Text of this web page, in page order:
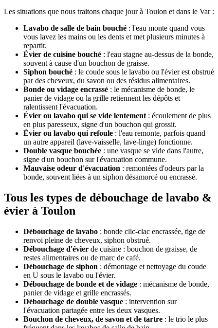
Les situations que nous traitons chaque jour à Toulon et dans le Var :
Lavabo de salle de bain bouché : l'eau monte quand vous
vous lavez les mains ou les dents et met plusieurs minutes à
repartir.
Évier de cuisine bouché : l'eau stagne au-dessus de la bonde,
souvent à cause d'un bouchon de graisse.
Siphon bouché : le coude sous le lavabo ou l'évier est obstrué
par des cheveux, du savon ou des résidus alimentaires.
Bonde ou vidage encrassé : le mécanisme de bonde, le
panier de vidage ou la grille retiennent les dépôts et
ralentissent l'évacuation.
Évier ou lavabo qui se vide lentement : écoulement de plus
en plus paresseux, signe d'un bouchon qui grossit.
Évier ou lavabo qui refoule : l'eau remonte, parfois quand
un autre appareil (lave-vaisselle, lave-linge) fonctionne.
Double vasque bouchée : une vasque se vide dans l'autre,
signe d'un bouchon sur l'évacuation commune.
Mauvaise odeur d'évacuation : remontées d'odeurs par la
bonde, souvent liées à un siphon désamorcé ou encrassé.
Tous les types de débouchage de lavabo &
évier à Toulon
Débouchage de lavabo : bonde clic-clac encrassée, tige de
renvoi pleine de cheveux, siphon obstrué.
Débouchage d'évier de cuisine : bouchon de graisse, de
restes alimentaires ou de marc de café.
Débouchage de siphon : démontage et nettoyage du coude
en U sous le lavabo ou l'évier.
Débouchage de bonde et de vidage : mécanisme de bonde,
panier de vidage et grille encrassés.
Débouchage de double vasque : intervention sur
l'évacuation partagée entre les deux vasques.
Bouchon de cheveux, de savon et de tartre : le trio le plus